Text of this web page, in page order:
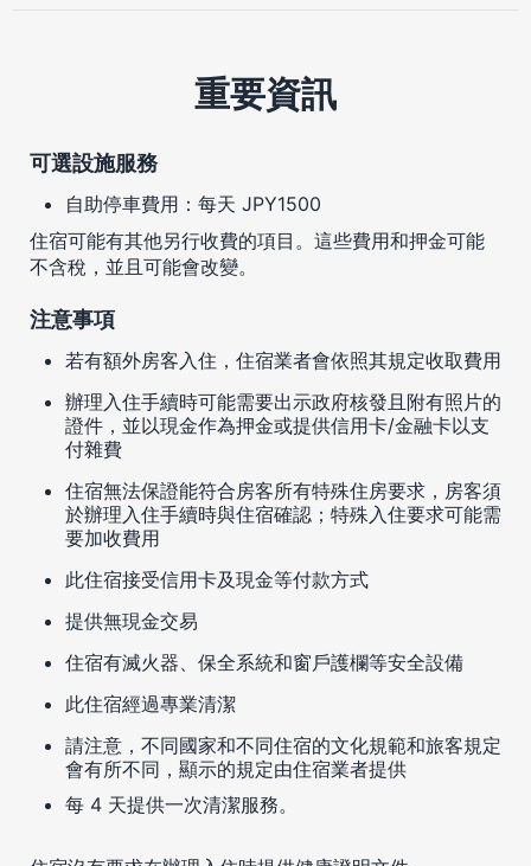
重要資訊
可選設施服務
自助停車費用：每天 JPY1500
住宿可能有其他另行收費的項目。這些費用和押金可能
不含稅，並且可能會改變。
注意事項
若有額外房客入住，住宿業者會依照其規定收取費用
辦理入住手續時可能需要出示政府核發且附有照片的
證件，並以現金作為押金或提供信用卡/金融卡以支
付雜費
住宿無法保證能符合房客所有特殊住房要求，房客須
於辦理入住手續時與住宿確認；特殊入住要求可能需
要加收費用
此住宿接受信用卡及現金等付款方式
提供無現金交易
住宿有滅火器、保全系統和窗戶護欄等安全設備
此住宿經過專業清潔
請注意，不同國家和不同住宿的文化規範和旅客規定
會有所不同，顯示的規定由住宿業者提供
每 4 天提供一次清潔服務。